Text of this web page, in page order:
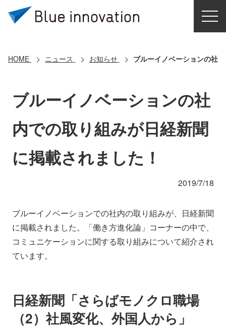
導入事例
コアテクノロジー
クラウドモビリティ研究所
会社情報 ニュース
IR情報 English
HOME ニュース お知らせ ブルーイノベーションの社
ブルーイノベーションの社
内での取り組みが日経新聞
に掲載されました！
2019/7/18
ブルーイノベーションでの社内の取り組みが、日経新聞
に掲載されました。「働き方進化論」コーナーの中で、
コミュニケーションに関する取り組みについて紹介され
ています。
日経新聞「さらばモノクロ職場
（2）社風変化、外国人から」